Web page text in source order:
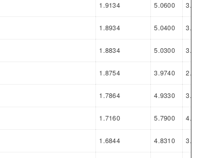
1.9134 5.0600 3.1466
1.8934 5.0400 3.1466
1.8834 5.0300 3.1466
1.8754 3.9740 2.0986
1.7864 4.9330 3.1466
1.7160 5.7900 4.0740
1.6844 4.8310 3.1466